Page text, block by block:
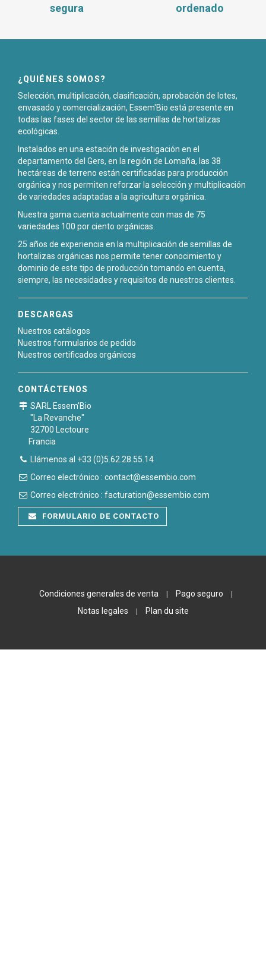
segura
ordenado
¿QUIÉNES SOMOS?
Selección, multiplicación, clasificación, aprobación de lotes,
envasado y comercialización, Essem'Bio está presente en
todas las fases del sector de las semillas de hortalizas
ecológicas.
Instalados en una estación de investigación en el
departamento del Gers, en la región de Lomaña, las 38
hectáreas de terreno están certificadas para producción
orgánica y nos permiten reforzar la selección y multiplicación
de variedades adaptadas a la agricultura orgánica.
Nuestra gama cuenta actualmente con mas de 75
variedades 100 por ciento orgánicas.
25 años de experiencia en la multiplicación de semillas de
hortalizas orgánicas nos permite tener conocimiento y
dominio de este tipo de producción tomando en cuenta,
siempre, las necesidades y requisitos de nuestros clientes.
DESCARGAS
Nuestros catálogos
Nuestros formularios de pedido
Nuestros certificados orgánicos
CONTÁCTENOS
SARL Essem'Bio
"La Revanche"
32700 Lectoure
Francia
Llámenos al +33 (0)5.62.28.55.14
Correo electrónico : contact@essembio.com
Correo electrónico : facturation@essembio.com
FORMULARIO DE CONTACTO
Condiciones generales de venta Pago seguro
Notas legales Plan du site